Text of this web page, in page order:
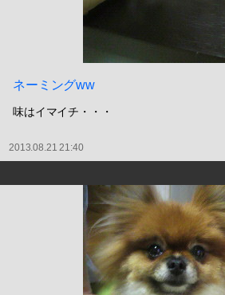
ネーミングww
味はイマイチ・・・
2013.08.21 21:40